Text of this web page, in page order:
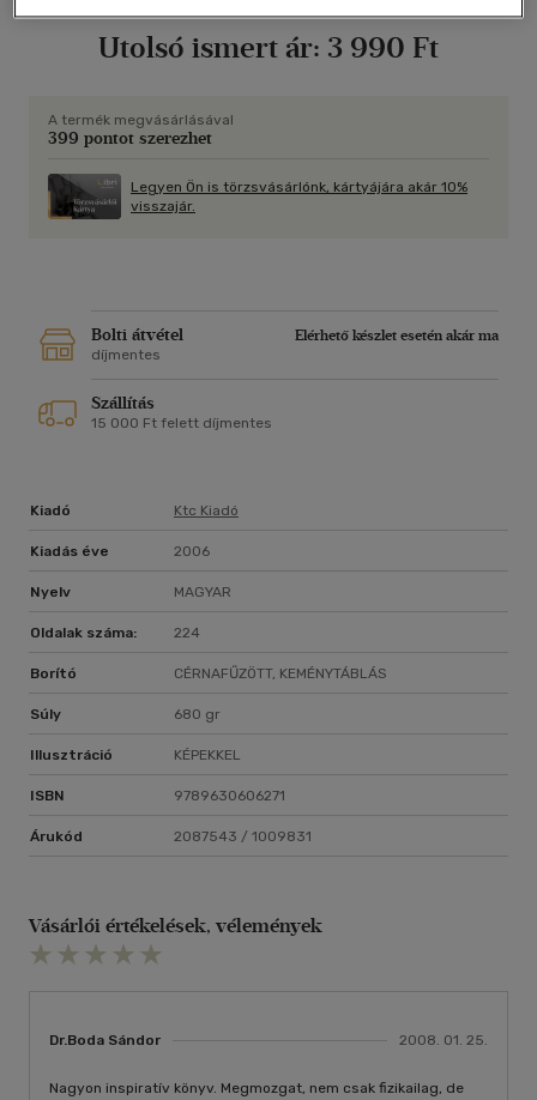
Utolsó ismert ár: 3 990 Ft
A termék megvásárlásával
399 pontot szerezhet
Legyen Ön is törzsvásárlónk, kártyájára akár 10%
visszajár.
Bolti átvétel
Elérhető készlet esetén akár ma
díjmentes
Szállítás
15 000 Ft felett díjmentes
Kiadó Ktc Kiadó
Kiadás éve 2006
Nyelv MAGYAR
Oldalak száma: 224
Borító CÉRNAFŰZÖTT, KEMÉNYTÁBLÁS
Súly 680 gr
Illusztráció KÉPEKKEL
ISBN 9789630606271
Árukód 2087543 / 1009831
Vásárlói értékelések, vélemények
Dr.Boda Sándor 2008. 01. 25.
Nagyon inspiratív könyv. Megmozgat, nem csak fizikailag, de